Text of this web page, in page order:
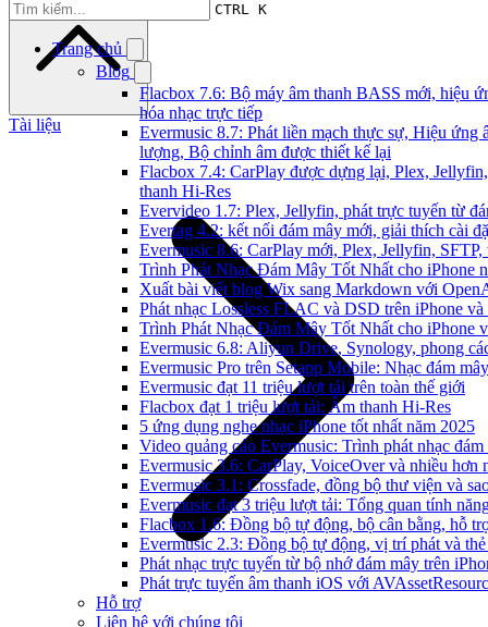
CTRL K
Trang chủ
Blog
Flacbox 7.6: Bộ máy âm thanh BASS mới, hiệu
hóa nhạc trực tiếp
Evermusic 8.7: Phát liền mạch thực sự, Hiệu ứng
lượng, Bộ chỉnh âm được thiết kế lại
Flacbox 7.4: CarPlay được dựng lại, Plex,
thanh Hi-Res
Evervideo 1.7: Plex, Jellyfin, phát trực tuyến từ
Evertag 4.2: kết nối đám mây mới, giải thích cài
Evermusic 8.6: CarPlay mới, Plex, Jellyfin,
Trình Phát Nhạc Đám Mây Tốt Nhất cho iPhone
Xuất bài viết blog Wix sang Markdown với
Phát nhạc Lossless FLAC và DSD trên iPhone
Trình Phát Nhạc Đám Mây Tốt Nhất cho iPhone
Evermusic 6.8: Aliyun Drive, Synology, phong
Evermusic Pro trên Setapp Mobile: Nhạc đám
Evermusic đạt 11 triệu lượt tải trên toàn thế giới
Flacbox đạt 1 triệu lượt tải: Âm thanh Hi-Res
5 ứng dụng nghe nhạc iPhone tốt nhất năm 2025
Video quảng cáo Evermusic: Trình phát nhạc đám
Evermusic 3.6: CarPlay, VoiceOver và nhiều hơn
Evermusic 3.1: Crossfade, đồng bộ thư viện và
Evermusic đạt 3 triệu lượt tải: Tổng quan tính
Flacbox 1.6: Đồng bộ tự động, bộ cân bằng, hỗ
Evermusic 2.3: Đồng bộ tự động, vị trí phát và thẻ
Phát nhạc trực tuyến từ bộ nhớ đám mây trên
Phát trực tuyến âm thanh iOS với
Hỗ trợ
Liên hệ với chúng tôi
Tài liệu